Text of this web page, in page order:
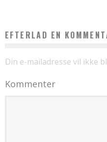
EFTERLAD EN
Din e-mailadresse vil ikke
Kommenter